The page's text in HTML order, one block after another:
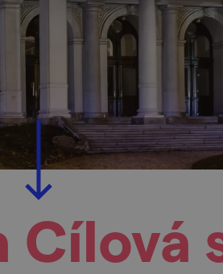
Cílová